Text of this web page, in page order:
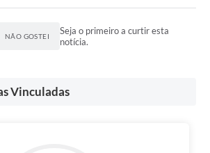
NÃO GOSTEI
Seja o primeiro a curtir esta
notícia.
Vinculadas